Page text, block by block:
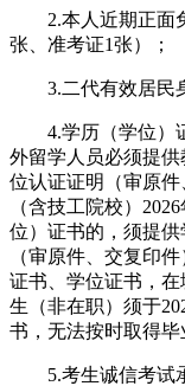
2.本人近期正面免
张、准考证1张）；
3.二代有效居民身
4.学历（学位）证
外留学人员必须提
位认证证明（审原
（含技工院校）
位）证书的，须提
（审原件、交复印
证书、学位证书，
生（非在职）须于
书，无法按时取得毕
5.考生诚信考试承